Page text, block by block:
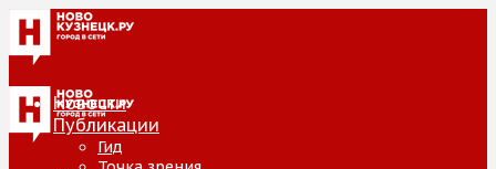
Новости
Публикации
Гид